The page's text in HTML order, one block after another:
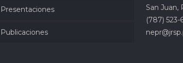
Presentaciones
Publicaciones
San Juan,
(787) 523-